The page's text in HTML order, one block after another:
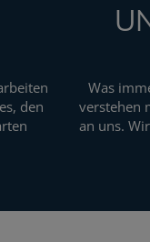
den
Was
verstehen
an uns.